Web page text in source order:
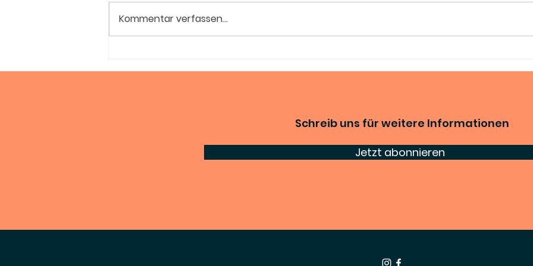
Fruta Bomba
Kommentar verfassen...
Schreib uns für weitere Informationen
Jetzt abonnieren